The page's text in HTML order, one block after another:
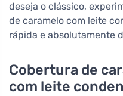
deseja o clássico,
de caramelo com leite
rápida e absolutamente
Cobertura de
com leite